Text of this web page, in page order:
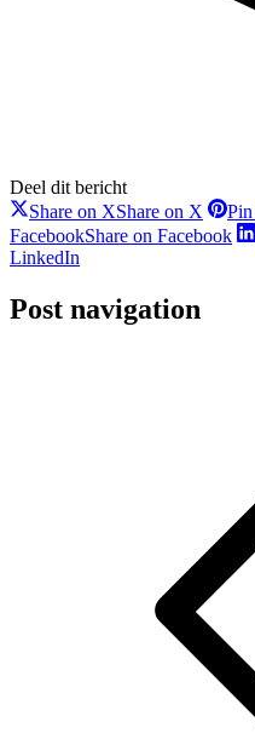
Deel dit bericht
Share on XShare on X
FacebookShare on Facebook
LinkedIn
Post navigation